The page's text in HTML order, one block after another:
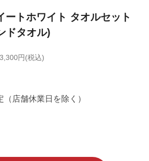
ートホワイト タオルセット
ドタオル)
円(税込)
店舗休業日を除く）